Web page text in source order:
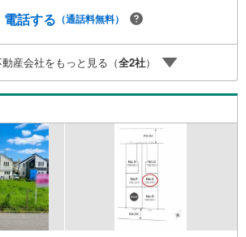
す。 担当営業へご希望をお伝えください！■ご
の希望に合わせた物件などもご案内をいたし
い探しは朝日土地建物（株）八王子店 営業5
ださい！
電話する （通話料無料）
産会社をもっと見る（全2社）